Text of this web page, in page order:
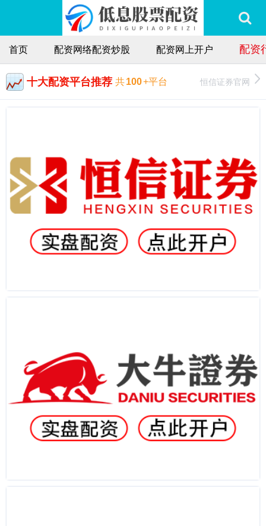
首页 配资网络配资炒股 配资网上开户 配资
十大配资平台推荐 共100+平台 恒信证券官网